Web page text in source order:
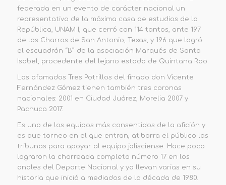
federada en un evento de carácter nacional un
representativo de la máxima casa de estudios de la
República, UNAM I, que cerró con 114 tantos, ante 197
de los Charros de San Antonio, Texas, y 196 que logró
el escuadrón “B” de la asociación Marqués de Santa
Isabel, procedente del lejano estado de Quintana Roo.
Los afamados Tres Potrillos del finado don Vicente
Fernández Gómez tienen también tres coronas
nacionales: 2001 en Ciudad Juárez, Morelia 2007 y
Pachuca 2017.
Es uno de los equipos más consentidos de la afición y
es que torneo en el que entran, atiborra el público las
tribunas para apoyar al equipo jalisciense. Hace poco
lograron la charreada completa número 17 en los
anales del Deporte Nacional y ya llevan varias en su
historia que inició a mediados de la década de 1980.